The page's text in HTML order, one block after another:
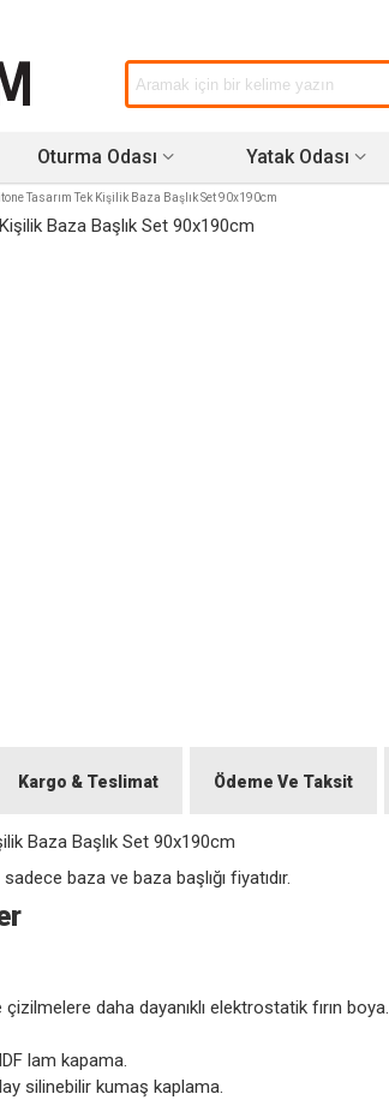
Oturma Odası Yatak Odası
Tasarım Tek Kişilik Baza Başlık Set 90x190cm
Kargo & Teslimat Ödeme Ve Taksit
Baza Başlık Set 90x190cm
baza ve baza başlığı fiyatıdır.
daha dayanıklı elektrostatik fırın boya.
lam kapama.
silinebilir kumaş kaplama.